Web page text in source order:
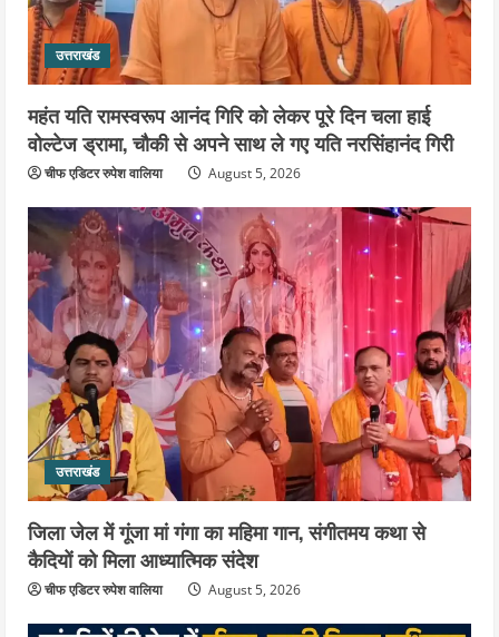
5 August 4, 2026
उत्तराखंड
महंत यति रामस्वरूप आनंद गिरि को लेकर पूरे दिन चला हाई
वोल्टेज ड्रामा, चौकी से अपने साथ ले गए यति नरसिंहानंद गिरी
चीफ एडिटर रुपेश वालिया August 5, 2026
उत्तराखंड
जिला जेल में गूंजा मां गंगा का महिमा गान, संगीतमय कथा से
कैदियों को मिला आध्यात्मिक संदेश
चीफ एडिटर रुपेश वालिया August 5, 2026